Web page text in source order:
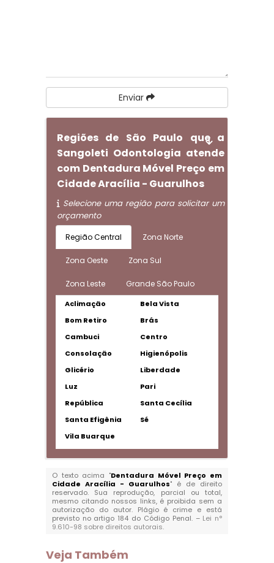
Enviar
Regiões de São Paulo que a
Sangoleti Odontologia atende
com Dentadura Móvel Preço em
Cidade Aracília - Guarulhos
Selecione uma região para solicitar um
orçamento
Região Central Zona Norte
Zona Oeste Zona Sul
Zona Leste Grande São Paulo
Aclimação
Bela Vista
Bom Retiro
Brás
Cambuci
Centro
Consolação
Higienópolis
Glicério
Liberdade
Luz
Pari
República
Santa Cecília
Santa Efigênia
Sé
Vila Buarque
O texto acima "Dentadura Móvel Preço em
Cidade Aracília - Guarulhos" é de direito
reservado. Sua reprodução, parcial ou total,
mesmo citando nossos links, é proibida sem a
autorização do autor. Plágio é crime e está
previsto no artigo 184 do Código Penal. – Lei n°
9.610-98 sobre direitos autorais.
Veja Também